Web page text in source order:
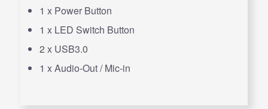
1 x Power Button
1 x LED Switch Button
2 x USB3.0
1 x Audio-Out / Mic-in